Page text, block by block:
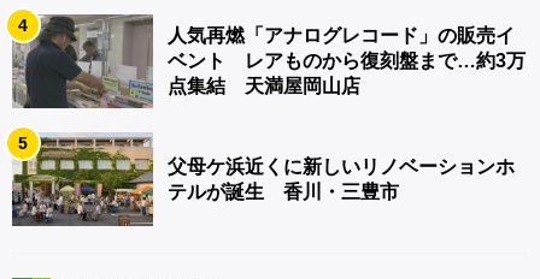
4
人気再燃「アナログレコード」の販売イ
ベント レアものから復刻盤まで…約3万
点集結 天満屋岡山店
5
父母ケ浜近くに新しいリノベーションホ
テルが誕生 香川・三豊市